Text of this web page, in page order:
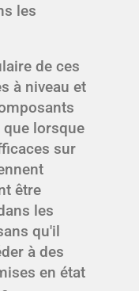
les
de ces
à niveau et
lorsque
sur
être
les
qu'il
à des
en état